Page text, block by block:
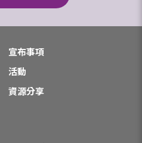
宣布事項
活動
資源分享